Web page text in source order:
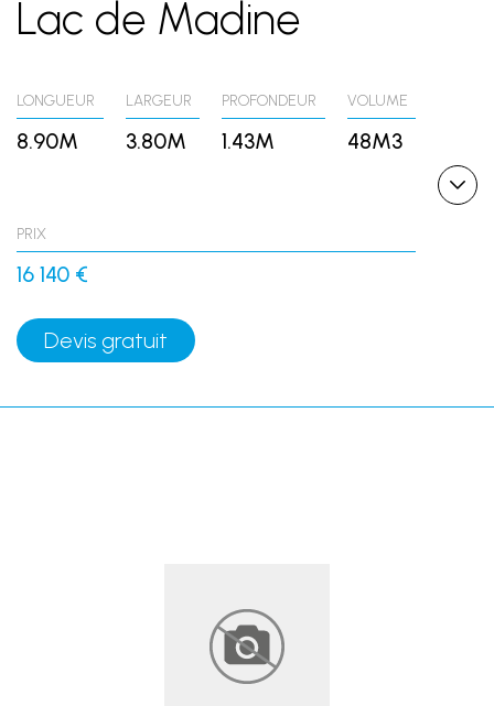
Lac de Madine
LONGUEUR
8.90M
LARGEUR
3.80M
PROFONDEUR
1.43M
VOLUME
48M3
PRIX
16 140 €
Devis gratuit